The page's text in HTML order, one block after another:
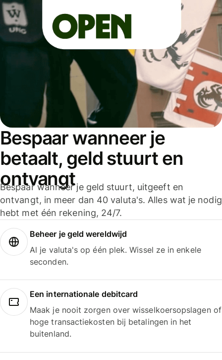
Bespaar wanneer je
betaalt, geld stuurt en
ontvangt
Bespaar wanneer je geld stuurt, uitgeeft en
ontvangt, in meer dan 40 valuta's. Alles wat je nodig
hebt met één rekening, 24/7.
Beheer je geld wereldwijd
Al je valuta's op één plek. Wissel ze in enkele
seconden.
Een internationale debitcard
Maak je nooit zorgen over wisselkoersopslagen of
hoge transactiekosten bij betalingen in het
buitenland.